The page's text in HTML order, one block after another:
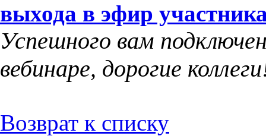
выхода в эфир
Успешного вам
вебинаре, дорогие
Возврат к списку